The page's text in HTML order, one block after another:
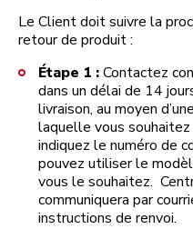
Le Client doit suivre la
retour de produit :
Étape 1 :Contactez
dans un délai de 14
livraison, au moyen
laquelle vous
indiquez le numéro de
pouvez utiliser le
vous le souhaitez.
communiquera par
instructions de renvoi.